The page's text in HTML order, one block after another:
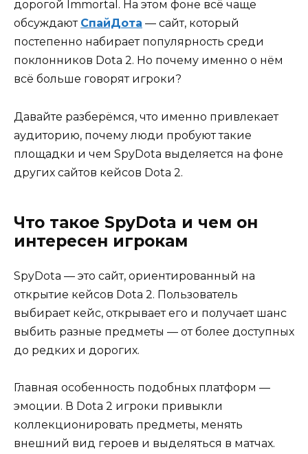
дорогой Immortal. На этом фоне всё чаще
обсуждают СпайДота — сайт, который
постепенно набирает популярность среди
поклонников Dota 2. Но почему именно о нём
всё больше говорят игроки?
Давайте разберёмся, что именно привлекает
аудиторию, почему люди пробуют такие
площадки и чем SpyDota выделяется на фоне
других сайтов кейсов Dota 2.
Что такое SpyDota и чем он
интересен игрокам
SpyDota — это сайт, ориентированный на
открытие кейсов Dota 2. Пользователь
выбирает кейс, открывает его и получает шанс
выбить разные предметы — от более доступных
до редких и дорогих.
Главная особенность подобных платформ —
эмоции. В Dota 2 игроки привыкли
коллекционировать предметы, менять
внешний вид героев и выделяться в матчах.